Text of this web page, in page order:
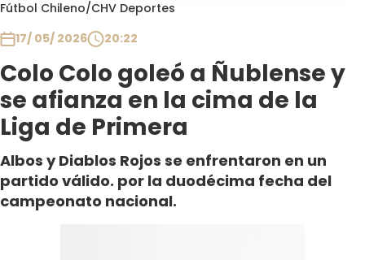
Fútbol Chileno/CHV Deportes
17/ 05/ 2026
20:22
Colo Colo goleó a Ñublense y
se afianza en la cima de la
Liga de Primera
Albos y Diablos Rojos se enfrentaron en un
partido válido. por la duodécima fecha del
campeonato nacional.
Programas
Club De La Comedia
Contigo en Directo
Plan Perfecto
El Tiempo
Sabingo
Todos Los Programas